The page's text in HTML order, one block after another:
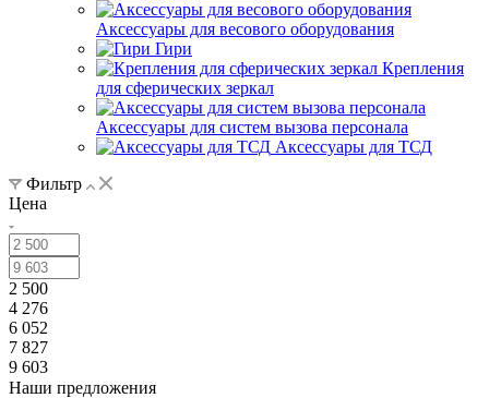
Аксессуары для весового оборудования
Гири
Крепления
для сферических зеркал
Аксессуары для систем вызова персонала
Аксессуары для ТСД
Фильтр
Цена
2 500
4 276
6 052
7 827
9 603
Наши предложения